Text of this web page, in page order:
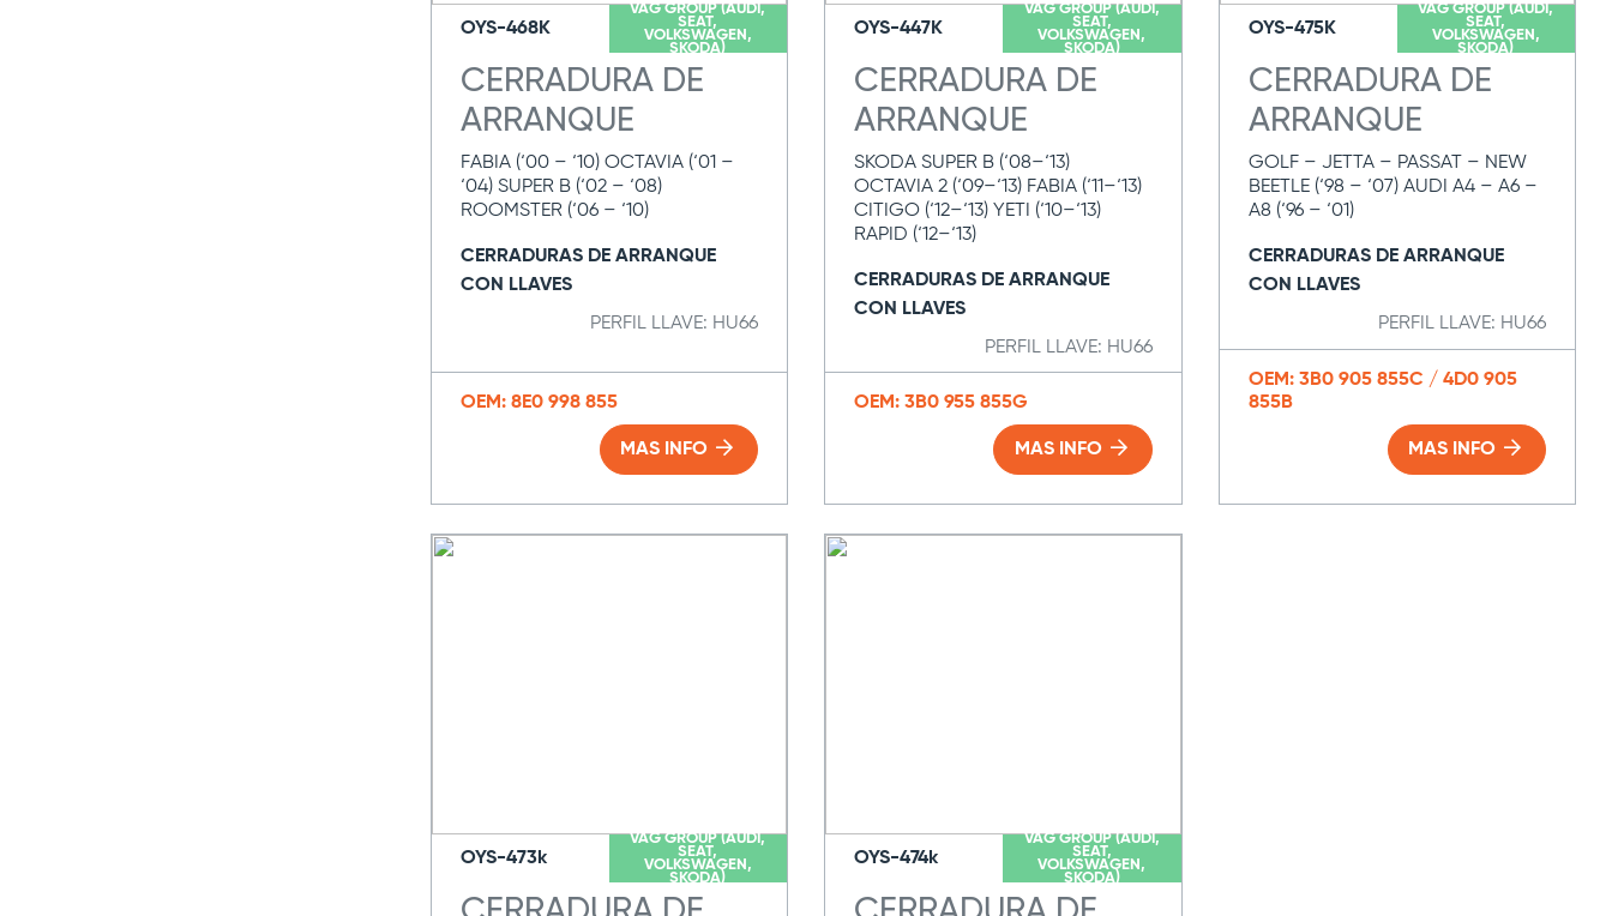
VAG GROUP (AUDI,
SEAT,
VOLKSWAGEN,
SKODA)
OYS-468K
CERRADURA DE
ARRANQUE
FABIA (‘00 – ‘10) OCTAVIA (‘01 –
‘04) SUPER B (‘02 – ‘08)
ROOMSTER (‘06 – ‘10)
CERRADURAS DE ARRANQUE
CON LLAVES
PERFIL LLAVE: HU66
OEM: 8E0 998 855
MAS INFO
VAG GROUP (AUDI,
SEAT,
VOLKSWAGEN,
SKODA)
OYS-447K
CERRADURA DE
ARRANQUE
SKODA SUPER B (‘08–‘13)
OCTAVIA 2 (‘09–‘13) FABIA (‘11–‘13)
CITIGO (‘12–‘13) YETI (‘10–‘13)
RAPID (‘12–‘13)
CERRADURAS DE ARRANQUE
CON LLAVES
PERFIL LLAVE: HU66
OEM: 3B0 955 855G
MAS INFO
VAG GROUP (AUDI,
SEAT,
VOLKSWAGEN,
SKODA)
OYS-475K
CERRADURA DE
ARRANQUE
GOLF – JETTA – PASSAT – NEW
BEETLE (‘98 – ‘07) AUDI A4 – A6 –
A8 (‘96 – ‘01)
CERRADURAS DE ARRANQUE
CON LLAVES
PERFIL LLAVE: HU66
OEM: 3B0 905 855C / 4D0 905
855B
MAS INFO
VAG GROUP (AUDI,
SEAT,
VOLKSWAGEN,
SKODA)
OYS-473k
VAG GROUP (AUDI,
SEAT,
VOLKSWAGEN,
SKODA)
OYS-474k